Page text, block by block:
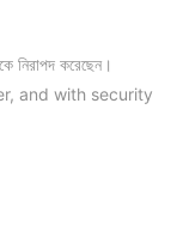
নিরাপদ করেছেন।
and with security